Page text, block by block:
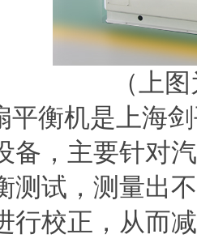
（上
平衡机是上海
备，主要针对
测试，测量出
行校正，从而